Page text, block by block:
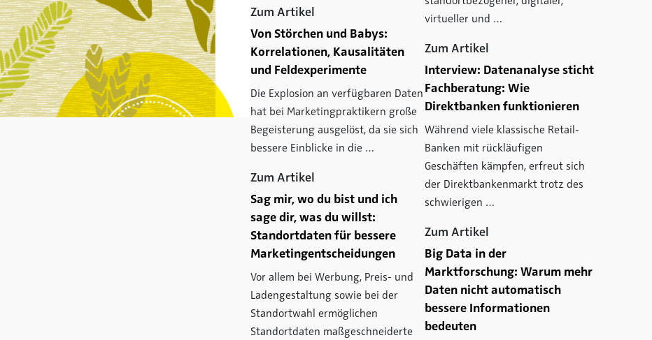
Zum Artikel
Von Störchen und Babys:
Korrelationen, Kausalitäten
und Feldexperimente
Die Explosion an verfügbaren Daten
hat bei Marketingpraktikern große
Begeisterung ausgelöst, da sie sich
bessere Einblicke in die …
Zum Artikel
Sag mir, wo du bist und ich
sage dir, was du willst:
Standortdaten für bessere
Marketingentscheidungen
Vor allem bei Werbung, Preis- und
Ladengestaltung sowie bei der
Standortwahl ermöglichen
Standortdaten maßgeschneiderte
virtueller und …
Zum Artikel
Interview: Datenanalyse sticht
Fachberatung: Wie
Direktbanken funktionieren
Während viele klassische Retail-
Banken mit rückläufigen
Geschäften kämpfen, erfreut sich
der Direktbankenmarkt trotz des
schwierigen …
Zum Artikel
Big Data in der
Marktforschung: Warum mehr
Daten nicht automatisch
bessere Informationen
bedeuten